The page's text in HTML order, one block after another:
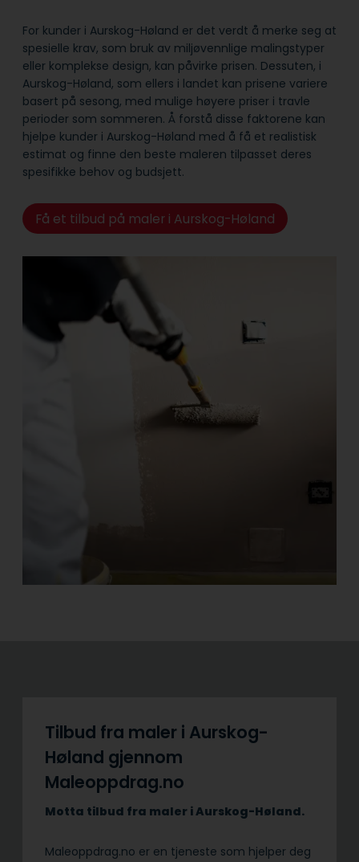
For kunder i Aurskog-Høland er det verdt å merke seg at
spesielle krav, som bruk av miljøvennlige malingstyper
eller komplekse design, kan påvirke prisen. Dessuten, i
Aurskog-Høland, som ellers i landet kan prisene variere
basert på sesong, med mulige høyere priser i travle
perioder som sommeren. Å forstå disse faktorene kan
hjelpe kunder i Aurskog-Høland med å få et realistisk
estimat og finne den beste maleren tilpasset deres
spesifikke behov og budsjett.
Få et tilbud på maler i Aurskog-Høland
Tilbud fra maler i Aurskog-
Høland gjennom
Maleoppdrag.no
Motta tilbud fra maler i Aurskog-Høland.
Maleoppdrag.no er en tjeneste som hjelper deg